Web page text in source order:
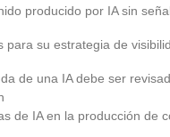
producido por IA sin
para su estrategia de
de una IA debe ser
de IA en la producción de